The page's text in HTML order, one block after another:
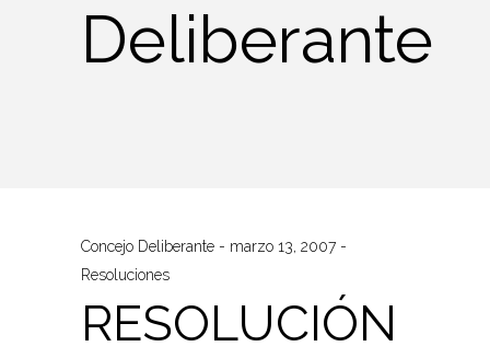
Deliberante
Concejo Deliberante
marzo 13, 2007
Resoluciones
RESOLUCIÓN